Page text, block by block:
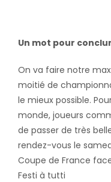
Un mot pour
On va faire notre
moitié de
le mieux possible.
monde, joueurs
de passer de très
rendez-vous le
Coupe de France
Festi à tutti